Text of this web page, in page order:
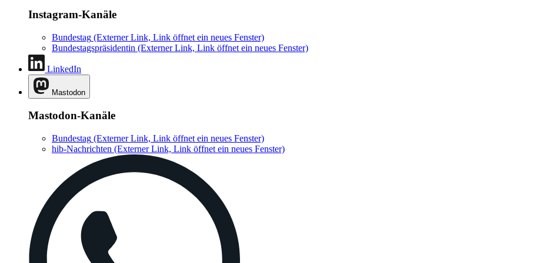
Instagram-Kanäle
Bundestag (Externer Link, Link öffnet ein neues Fenster)
Bundestagspräsidentin (Externer Link, Link öffnet ein neues Fenster)
LinkedIn
Mastodon
Mastodon-Kanäle
Bundestag (Externer Link, Link öffnet ein neues Fenster)
hib-Nachrichten (Externer Link, Link öffnet ein neues Fenster)